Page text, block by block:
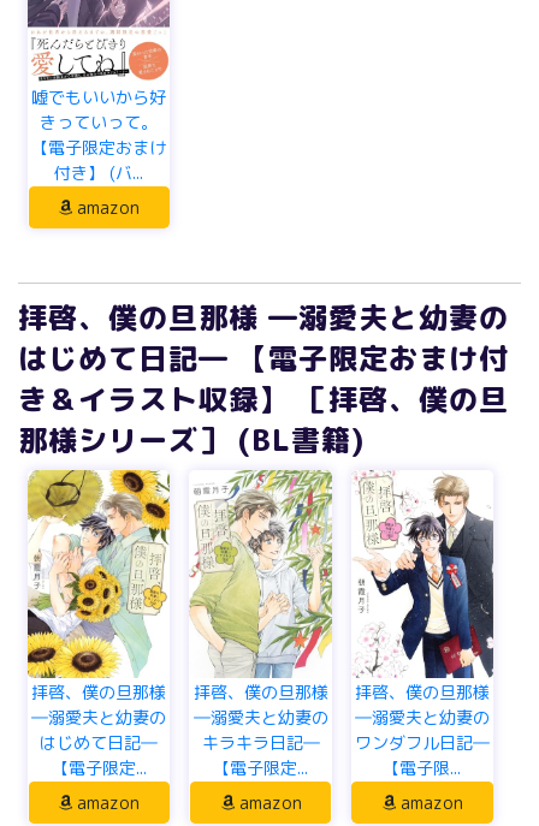
嘘でもいいから好
きっていって。
【電子限定おまけ
付き】 (バ...
amazon
拝啓、僕の旦那様 ―溺愛夫と幼妻の
はじめて日記― 【電子限定おまけ付
き＆イラスト収録】 ［拝啓、僕の旦
那様シリーズ］ (BL書籍)
拝啓、僕の旦那様
―溺愛夫と幼妻の
はじめて日記―
【電子限定...
amazon
拝啓、僕の旦那様
―溺愛夫と幼妻の
キラキラ日記―
【電子限定...
amazon
拝啓、僕の旦那様
―溺愛夫と幼妻の
ワンダフル日記―
【電子限...
amazon